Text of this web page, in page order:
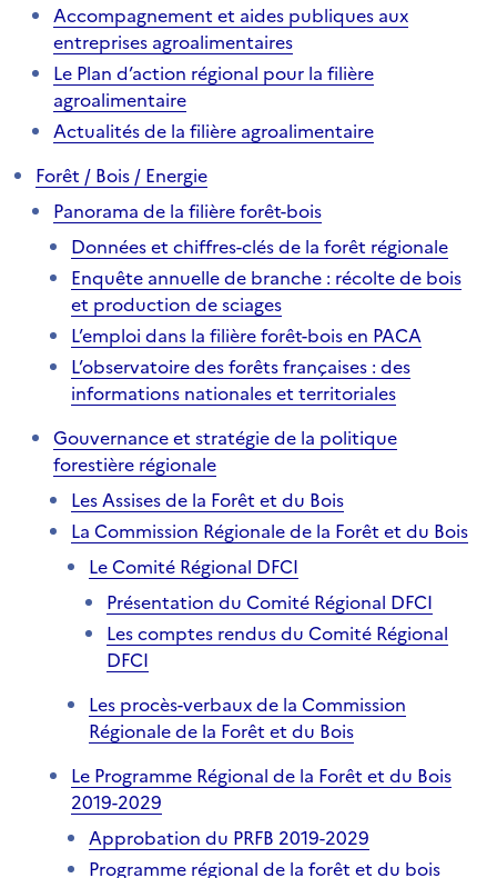
Accompagnement et aides publiques aux
entreprises agroalimentaires
Le Plan d’action régional pour la filière
agroalimentaire
Actualités de la filière agroalimentaire
Forêt / Bois / Energie
Panorama de la filière forêt-bois
Données et chiffres-clés de la forêt régionale
Enquête annuelle de branche : récolte de bois
et production de sciages
L’emploi dans la filière forêt-bois en PACA
L’observatoire des forêts françaises : des
informations nationales et territoriales
Gouvernance et stratégie de la politique
forestière régionale
Les Assises de la Forêt et du Bois
La Commission Régionale de la Forêt et du Bois
Le Comité Régional DFCI
Présentation du Comité Régional DFCI
Les comptes rendus du Comité Régional
DFCI
Les procès-verbaux de la Commission
Régionale de la Forêt et du Bois
Le Programme Régional de la Forêt et du Bois
2019-2029
Approbation du PRFB 2019-2029
Programme régional de la forêt et du bois